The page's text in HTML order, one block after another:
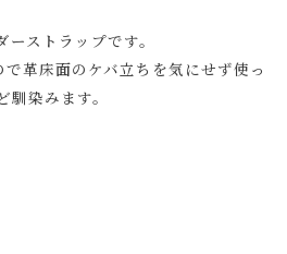
ストラップです。
革床面のケバ立ちを気にせず使っ
染みます。